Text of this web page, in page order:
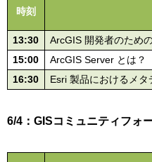
時刻
13:30
ArcGIS 開発者のため
15:00
ArcGIS Server とは？
16:30
Esri 製品におけるメ
6/4：GISコミュニティフォ